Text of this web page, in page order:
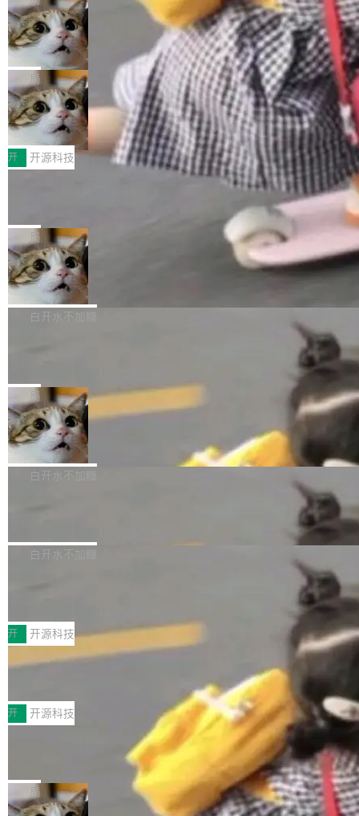
现实 过去两年，CIO们的焦虑清单上多了两项：
一是如何让大模型和智能体应用安全地从PoC走
向生产，二是如何让测试团队跟得上AI应用...
设置，如果用布尔值 + 可空字段来表示——bool
ean 表示是否可切换，nullable 的默认模式、浅
色方案、深色方案——会产生大量无意义的组
合。方案缺了、配置冲突了、全 null 了。要知道
哪些组合有效，作者说，你得靠"文档、校验、或
者部落知识"。 换个写法。Rust 的 enum，两个
变体：Switchable...
个"AI 知识库 + 聊天机器人"——每个大厂都在
做，没什么新鲜的。 但 Kenton Varda 在 Twitte
r 上把事情说清楚了： 今天我们发布了 Cloudfla
re OS，一个带连接器的聊天机器人，跟其他所
有科技公司做的一样。只不过，实际上它不一
样。这是 Sandstorm.io 的重制版，我十年前的
那个创业公司。不同的是，这次它构建在 Cloudf
lare Workers 上——我花了九年时间搭建的平台
——并且深度集成了 AI。这基本上是我十年秘密
Deno 团队开源 Celld，可自托管的分
布式 Durable Objects
Ryan Dahl 领导的 Deno 团队推出了最新开源项
目 Celld，一个能在自己机器上运行 Cloudflare
Workers 和 Durable Objects 的守护进程。 设
计思路很直接：每个对象是一个独立的 SQLite
数据库，按名称寻址，复制到你自己的 S3 兼容
存储库里。节点之间只通过这个存储库协调——
没有控制平面，没有共识协议。每个对象自带一
个小型数据库，应用天然按分片构建，单个数据
库的竞争和爆炸半径问题在设计层面就被消除
了。 闲置的 cell 会休眠到几乎不占资源。当 cel
l 迁移或唤醒时，新宿主从 S3 恢复 SQLite 数据
库继续执行。存储库是持久化的唯一真相...
局
鲁大师7月新机性能/流畅/AI榜：vivo夺
性能、流畅双第一，三星Galaxy Z系列
新折叠缺席
2026年7月的手机市场，由于存储等硬件成本暴
增，手机厂商的日子也不好过啊，新机速度明显
放缓，因此硝烟味淡了许多。新机参数规格除开
高价的三星折叠（三星Galaxy Z Fold8 Ultra / Z
Fold8 / Z Flip8）外，其余要么是中低端机器，
例如iQOO Z11i、REDMI Note 17、REDMI No
te 17 Pro、OPPO K15，要么是vivo X300 E这
样的次旗舰。 Galaxy Z Fold8 Ultra / Z Fold8 /
Z Flip8三款折叠屏新机均在7月22日发布，且全
部搭载骁龙8 Elite Gen5 for Galaxy，它们本该
开 开源科技
Zed 编辑器团队发布了新项目——DeltaDB，一
个在 git commit 之间记录每一次编辑操作的版
本控制系统。目前处于 Early Access 阶段。 De
ltaDB 的核心思路直接写在 landing page 最显
眼的位置：「Software is made between com
mits」——软件是在 commit 之间写出来的。git
是把这段空隙补上。 回退到任何一次编辑：Delt
aDB 捕获 commit 之间的每一次操作，...
局
SpaceXAI 单季资本开支达 183 亿美元
根据风险投资人Tomer Tunguz 博客（VC 分
析）披露的最新分析与第二季度业绩报告，Spac
微软同期总资本开支的四成。 与亚马逊、Alpha
bet、微软以及 Meta 等传统科技巨头相比，Spa
ceXAI的资金消耗速度尤为引人瞩目。然而，支
撑庞大支出的资金来源却呈现出截然不同的面
貌。数据显示，微软和 Meta 主要依托充沛的经
白开水不加糖
一个在终端里运行的编程 agent；Muse Spark
1.2，驱动这个 agent 的新模型。一句话概括：
你可以用 curl -fsSL https://dev.meta.ai/install.
sh | bash 安装一个能在大项目里自动规划、写
代码、验证结果的 AI 终端工具。 据介绍，Muse
个主 agent 循环，外加一组后台 agent。这些后
局
美团开源 LoHoSearch，用知识图谱校
准 AI 能力认知
机器出题的前提，是让机器拥有全局视野。整个
构建流程可以分为四个环节：建图 → 控制难度
白开水不加糖
库，并将作为transport接入Mooncake TENT。
MPComm将作为一种传输引擎接入Mooncake T
ENT，实现零拷贝传输性能提升30%、非零拷贝
传输性能最高提升5倍。UCL-MPComm底层基
于自研UCL-Engine通信引擎，后续腾讯网平将
持续开源更多基于UCL-Engine的高性能通信组
件。 腾讯网平团队在UCL-MPComm中实现了一
个独立于业务线程的全局通信引擎（Engine），
白开水不加糖
型案例入选名单》，深信服“面向企业研发场景的
开源 AI 编程平台 CoStrict 应用”凭借卓越的技术
创新与落地成效成功入选。 全链路私有化部署，
助力企业AI研发安全落地 当前，越来越多企业已
经开始引入 AI Coding 工具，通过调用公有云模
型或企业内部部署模型提升研发效率。但随着 AI
Coding 从个人辅助工具逐步走向团队级、组织
级应用，企业在规模化落地过程中，对安全性、
可控性和代码质量提出了更高要求。 首先是数据
安全与合规要求。对于大多数普通研发场景，公
开 开源科技
深信服AI算力网关入选工信部人工智能
前不久，工业和信息化部正式发布《2025年人工
智能应用典型案例名单》，集中展示人工智能在
各领域的应用成果，覆盖技术底座、行业赋能、
产品应用、支撑保障、专题等五大方向。深信服
AI算力网关（AI创新平台）成功入选！ 随着各行
各业的Agent走向规模化建设，算力构成形态逐
渐丰富，用户关注的重点也在发生变化：不只是
开 开源科技
Jeff Dean 离开 Google：一个时代的结
束，一个实验室的开始
Google 员工编号 20。MapReduce 作者之一。
Bigtable 作者之一。TensorFlow 的作者之一。
Gemini 的架构师。Google 首席科学家。 Jeff D
局